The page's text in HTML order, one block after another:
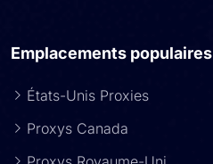
Emplacements populaires
États-Unis Proxies
Proxys Canada